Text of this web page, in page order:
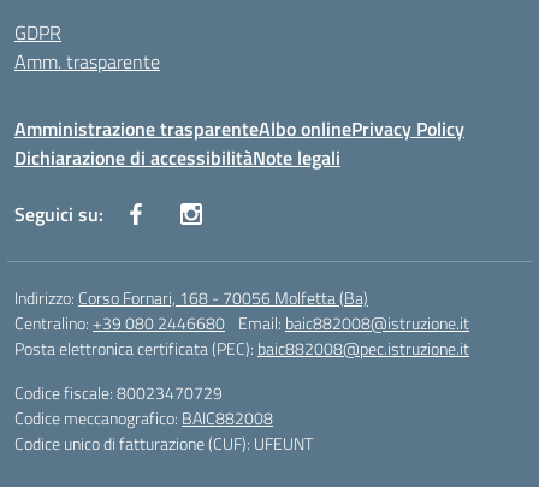
GDPR
Amm. trasparente
Amministrazione trasparenteAlbo onlinePrivacy Policy
Dichiarazione di accessibilitàNote legali
Seguici su:
Indirizzo: Corso Fornari, 168 - 70056 Molfetta (Ba)
Centralino:+39 080 2446680 Email: baic882008@istruzione.it
Posta elettronica certificata (PEC): baic882008@pec.istruzione.it
Codice fiscale: 80023470729
Codice meccanografico: BAIC882008
Codice unico di fatturazione (CUF): UFEUNT